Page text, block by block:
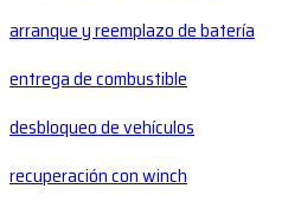
arranque y reemplazo de batería
entrega de combustible
desbloqueo de vehículos
recuperación con winch